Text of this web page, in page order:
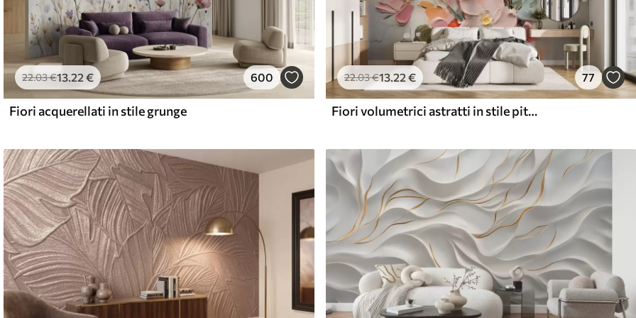
22.03€13.22 € 600
Fiori acquerellati in stile grunge
22.03€13.22 € 77
Fiori volumetrici astratti in stile pittura ad olio